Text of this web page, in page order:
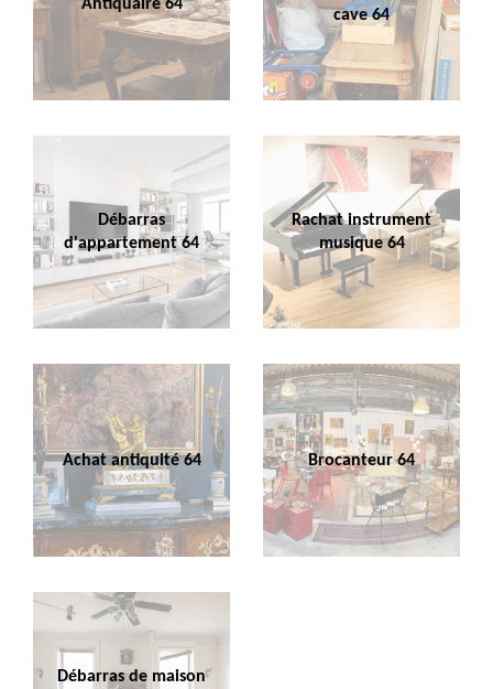
cave 64
Débarras
d'appartement 64
Rachat instrument
musique 64
Achat antiquité 64 Brocanteur 64
Débarras de maison